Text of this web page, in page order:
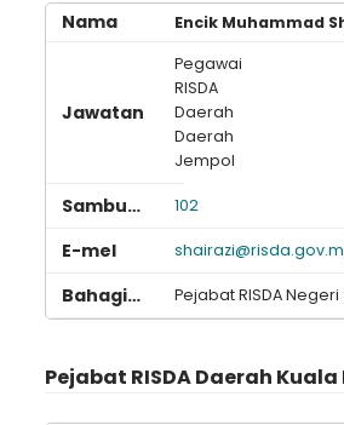
Encik Muhammad
Pegawai
RISDA
Daerah
Daerah
Jempol
102
Pejabat RISDA
Pejabat RISDA Daerah Kuala